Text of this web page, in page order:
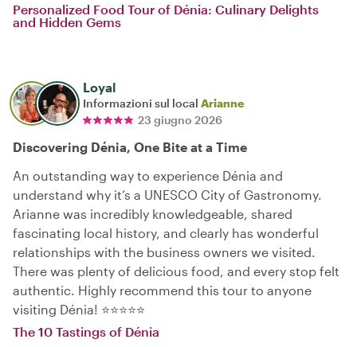
Personalized Food Tour of Dénia: Culinary Delights
and Hidden Gems
Loyal
Informazioni sul local Arianne
23 giugno 2026
Discovering Dénia, One Bite at a Time
An outstanding way to experience Dénia and
understand why it’s a UNESCO City of Gastronomy.
Arianne was incredibly knowledgeable, shared
fascinating local history, and clearly has wonderful
relationships with the business owners we visited.
There was plenty of delicious food, and every stop felt
authentic. Highly recommend this tour to anyone
visiting Dénia! ⭐⭐⭐⭐⭐
The 10 Tastings of Dénia